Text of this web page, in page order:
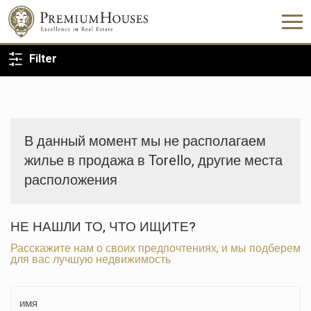
Filter
ВЕРНУТЬСЯ К ПОИСКУ
В данный момент мы не располагаем
жилье в продажа в Torello, другие места
расположения
НЕ НАШЛИ ТО, ЧТО ИЩИТЕ?
Расскажите нам о своих предпочтениях, и мы подберем
для вас лучшую недвижимость